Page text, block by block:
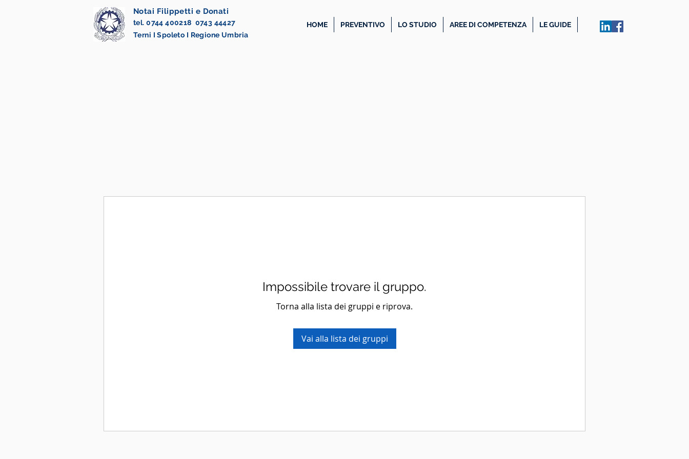
Notai Filippetti e Donati
HOME PREVENTIVO LO STUDIO AREE DI COMPETENZA LE GUIDE
tel. 0744 400218 0743 44427
Terni I Spoleto I Regione Umbria
Impossibile trovare il gruppo.
Torna alla lista dei gruppi e riprova.
Vai alla lista dei gruppi